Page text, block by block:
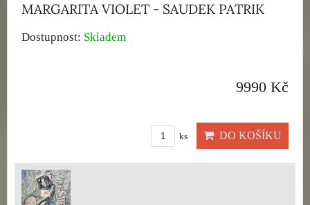
MARGARITA VIOLET - SAUDEK PATRIK
Dostupnost: Skladem
9990 Kč
ks DO KOŠÍKU